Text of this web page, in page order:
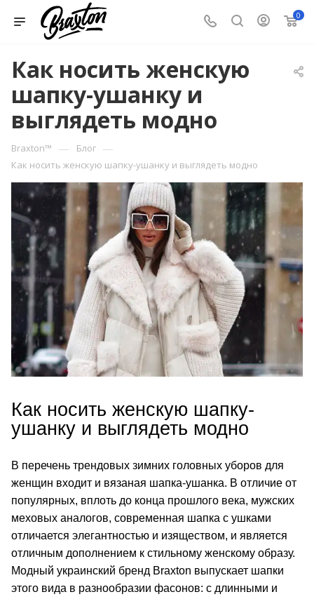
0
Как носить женскую
шапку-ушанку и
выглядеть модно
Braxton™ — Блог —
Как носить женскую шапку-ушанку и выглядеть модно
Как носить женскую шапку-
ушанку и выглядеть модно
В перечень трендовых зимних головных уборов для
женщин входит и вязаная шапка-ушанка. В отличие от
популярных, вплоть до конца прошлого века, мужских
меховых аналогов, современная шапка с ушками
отличается элегантностью и изяществом, и является
отличным дополнением к стильному женскому образу.
Модный украинский бренд Braxton выпускает шапки
этого вида в разнообразии фасонов: с длинными и